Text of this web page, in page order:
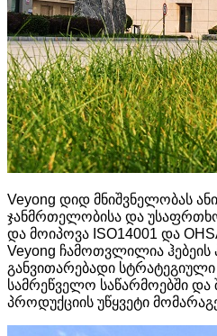
Veyong დიდ მნიშვნელობას
ჯანმრთელობისა და
და მოიპოვა ISO14001 და
Veyong ჩამოთვლილია ჰებეის
განვითარებადი
სამრეწველო საწარმოებში
პროდუქციის უწყვეტი